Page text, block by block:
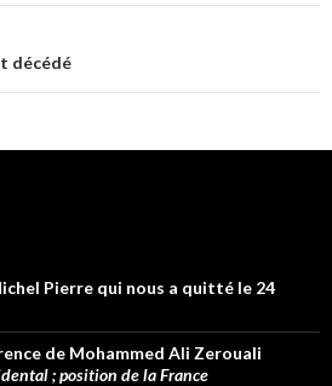
décédé
Pierre qui nous a quitté le 24
de Mohammed Ali Zerouali
; position de la France